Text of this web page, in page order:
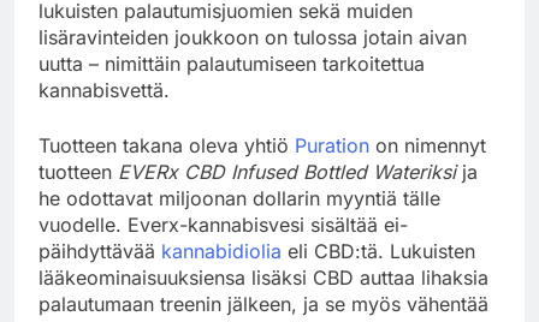
lukuisten palautumisjuomien sekä muiden
lisäravinteiden joukkoon on tulossa jotain aivan
uutta – nimittäin palautumiseen tarkoitettua
kannabisvettä.
Tuotteen takana oleva yhtiö Puration on nimennyt
tuotteen EVERx CBD Infused Bottled Wateriksija
he odottavat miljoonan dollarin myyntiä tälle
vuodelle. Everx-kannabisvesi sisältää ei-
päihdyttävää kannabidiolia eli CBD:tä. Lukuisten
lääkeominaisuuksiensa lisäksi CBD auttaa lihaksia
palautumaan treenin jälkeen, ja se myös vähentää